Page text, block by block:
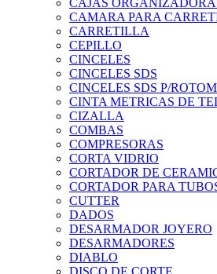
CAJAS
CAMARA PARA
CARRETILLA
CEPILLO
CINCELES
CINCELES SDS
CINCELES SDS P/
CINTA METRICAS DE
CIZALLA
COMBAS
COMPRESORAS
CORTA VIDRIO
CORTADOR DE
CORTADOR PARA
CUTTER
DADOS
DESARMADOR JOYERO
DESARMADORES
DIABLO